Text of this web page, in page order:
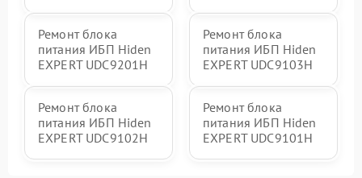
Ремонт блока
питания ИБП Hiden
EXPERT UDC9201H
Ремонт блока
питания ИБП Hiden
EXPERT UDC9103H
Ремонт блока
питания ИБП Hiden
EXPERT UDC9102H
Ремонт блока
питания ИБП Hiden
EXPERT UDC9101H